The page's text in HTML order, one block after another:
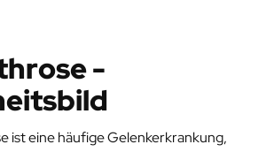
-
ist eine häufige Gelenkerkrankung,